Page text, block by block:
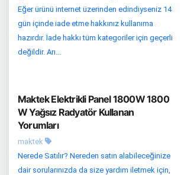
Eğer ürünü internet üzerinden edindiyseniz 14
gün içinde iade etme hakkınız kullanıma
hazırdır. İade hakkı tüm kategoriler için geçerli
değildir. Arı...
Maktek Elektrikli Panel 1800W 1800
W Yağsız Radyatör Kullanan
Yorumları
maktek
Nerede Satılır? Nereden satın alabileceğinize
dair sorularınızda da size yardım iletmek için,